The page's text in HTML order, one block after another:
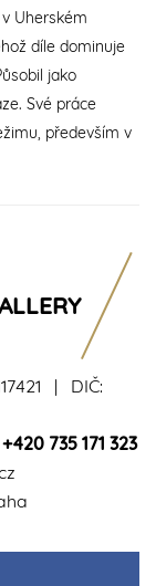
Uherském
díle dominuje
jako
Své práce
především v
| DIČ:
+420 735 171 323